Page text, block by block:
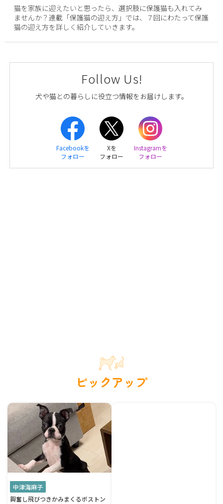
猫を家族に迎えたいと思ったら、選択肢に保護猫も入れてみ
ませんか？連載「保護猫の迎え方」では、７回にわたって保護
猫の迎え方を詳しく紹介していきます。
Follow Us!
犬や猫との暮らしに役立つ情報をお届けします。
Facebookを
フォロー
Xを
フォロー
Instagramを
フォロー
ピックアップ
中津海麻子
興奮し飛びつきかみまくるボストン